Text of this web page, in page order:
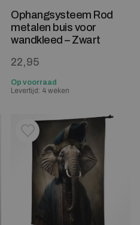
Ophangsysteem Rod
metalen buis voor
wandkleed – Zwart
22,95
Op voorraad
Levertijd: 4 weken
Toevoegen aan
Verwijderen van verlanglijst